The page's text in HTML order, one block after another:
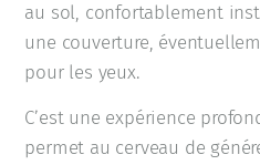
au sol, confortablement
une couverture,
pour les yeux.
C’est une expérience
permet au cerveau de